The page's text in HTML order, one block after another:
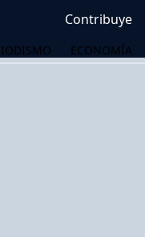
Contribuye
ECONOMÍA